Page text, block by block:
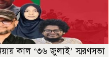
কাল ‘৩৬ জুলাই’ স্মরণসভা